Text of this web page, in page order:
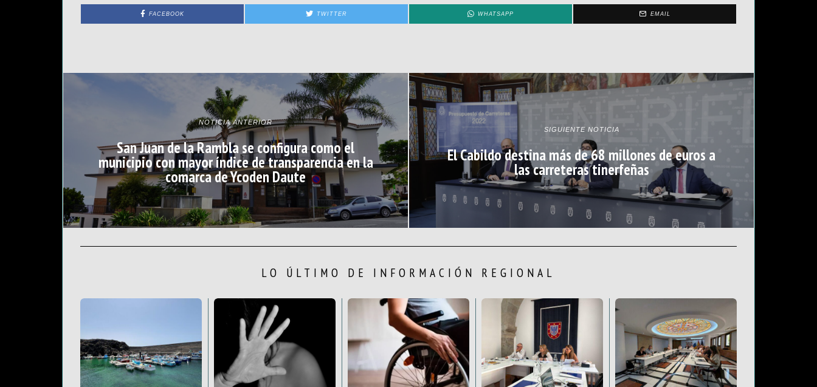
FACEBOOK TWITTER WHATSAPP EMAIL
NOTICIA ANTERIOR
San Juan de la Rambla se configura como el
municipio con mayor índice de transparencia en la
comarca de Ycoden Daute
SIGUIENTE NOTICIA
El Cabildo destina más de 68 millones de euros a
las carreteras tinerfeñas
LO ÚLTIMO DE INFORMACIÓN REGIONAL